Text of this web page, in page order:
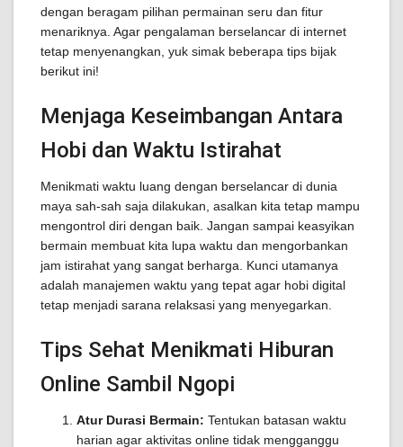
dengan beragam pilihan permainan seru dan fitur
menariknya. Agar pengalaman berselancar di internet
tetap menyenangkan, yuk simak beberapa tips bijak
berikut ini!
Menjaga Keseimbangan Antara
Hobi dan Waktu Istirahat
Menikmati waktu luang dengan berselancar di dunia
maya sah-sah saja dilakukan, asalkan kita tetap mampu
mengontrol diri dengan baik. Jangan sampai keasyikan
bermain membuat kita lupa waktu dan mengorbankan
jam istirahat yang sangat berharga. Kunci utamanya
adalah manajemen waktu yang tepat agar hobi digital
tetap menjadi sarana relaksasi yang menyegarkan.
Tips Sehat Menikmati Hiburan
Online Sambil Ngopi
Atur Durasi Bermain: Tentukan batasan waktu
harian agar aktivitas online tidak mengganggu